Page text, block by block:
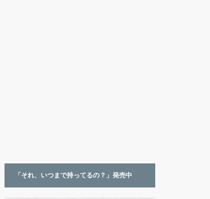
「それ、いつまで持ってるの？」発売中